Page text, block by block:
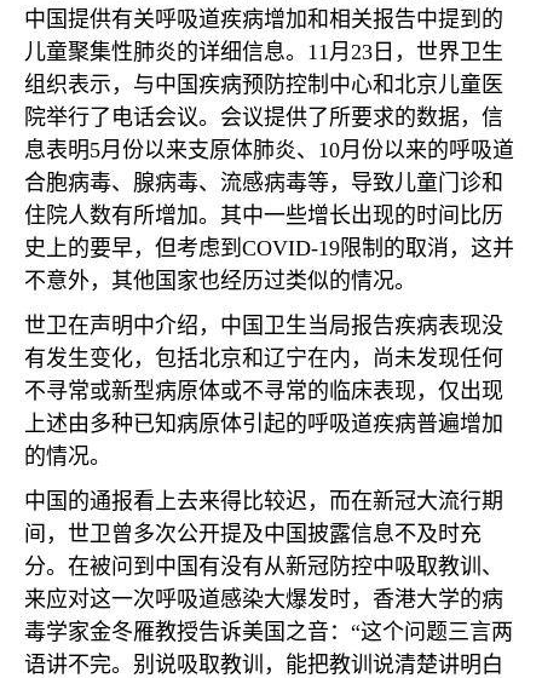
中国提供有关呼吸道疾病增加和相关报告中提到的
儿童聚集性肺炎的详细信息。 11月 23 日，世界卫生
组织表示，与中国疾病预防控制中心和北京儿童医
院举行了电话会议。会议提供了所要求的数据，信
息表明5月份以来支原体肺炎、 10月份以来的呼吸道
合胞病毒、腺病毒、流感病毒等，导致儿童门诊和
住院人数有所增加。其中一些增长出现的时间比历
史上的要早，但考虑到 COVID-19限制的取消，这并
不意外，其他国家也经历过类似的情况。
世卫在声明中介绍，中国卫生当局报告疾病表现没
有发生变化，包括北京和辽宁在内，尚未发现任何
不寻常或新型病原体或不寻常的临床表现，仅出现
上述由多种已知病原体引起的呼吸道疾病普遍增加
的情况。
中国的通报看上去来得比较迟，而在新冠大流行期
间，世卫曾多次公开提及中国披露信息不及时充
分。在被问到中国有没有从新冠防控中吸取教训、
来应对这一次呼吸道感染大爆发时，香港大学的病
毒学家金冬雁教授告诉美国之音：“这个问题三言两
语讲不完。别说吸取教训，能把教训说清楚讲明白